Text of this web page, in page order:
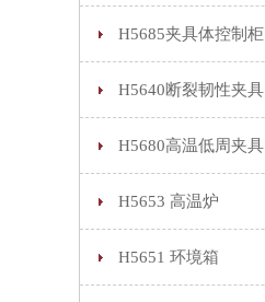
H5685夹具体控制柜
H5640断裂韧性夹具
H5680高温低周夹具
H5653 高温炉
H5651 环境箱